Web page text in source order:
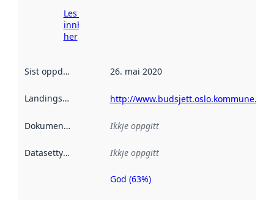
Les meir om
innhenting
her
Sist oppdatert 26. mai 2020
Landingsside http://www.budsjett.oslo.kommune.no/
Dokumentasjon Ikkje oppgitt
Datasettype Ikkje oppgitt
Metadatakvalitet
God (63%)